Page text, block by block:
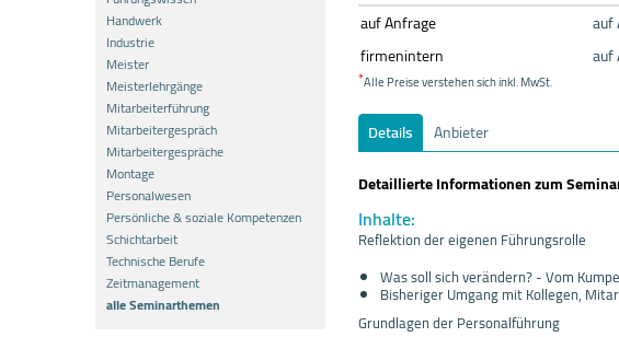
Handwerk
Industrie
Meister
Meisterlehrgänge
Mitarbeiterführung
Mitarbeitergespräch
Mitarbeitergespräche
Montage
Personalwesen
Persönliche & soziale Kompetenzen
Schichtarbeit
Technische Berufe
Zeitmanagement
alle Seminarthemen
auf Anfrage auf
firmenintern
auf
*Alle Preise verstehen sich inkl. MwSt.
Details
Anbieter
Detaillierte Informationen zum
Inhalte:
Reflektion der eigenen Führungsrolle
Was soll sich verändern? - Vom
Bisheriger Umgang mit Kollegen,
Grundlagen der Personalführung